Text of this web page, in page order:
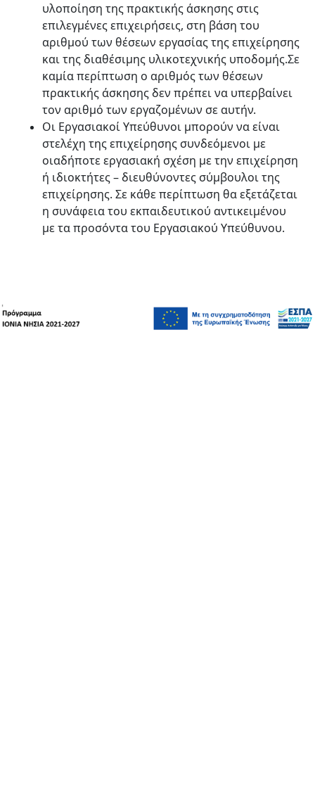
υλοποίηση της πρακτικής άσκησης στις
επιλεγμένες επιχειρήσεις, στη βάση του
αριθμού των θέσεων εργασίας της επιχείρησης
και της διαθέσιμης υλικοτεχνικής υποδομής.Σε
καμία περίπτωση ο αριθμός των θέσεων
πρακτικής άσκησης δεν πρέπει να υπερβαίνει
τον αριθμό των εργαζομένων σε αυτήν.
Οι Εργασιακοί Υπεύθυνοι μπορούν να είναι
στελέχη της επιχείρησης συνδεόμενοι με
οιαδήποτε εργασιακή σχέση με την επιχείρηση
ή ιδιοκτήτες – διευθύνοντες σύμβουλοι της
επιχείρησης. Σε κάθε περίπτωση θα εξετάζεται
η συνάφεια του εκπαιδευτικού αντικειμένου
με τα προσόντα του Εργασιακού Υπεύθυνου.